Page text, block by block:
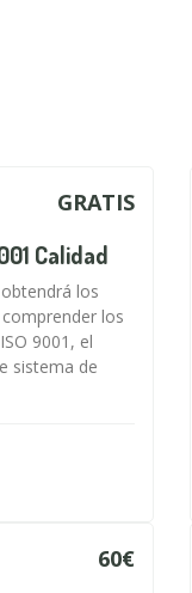
GRATIS
Calidad
los
los
9001, el
sistema de
60€